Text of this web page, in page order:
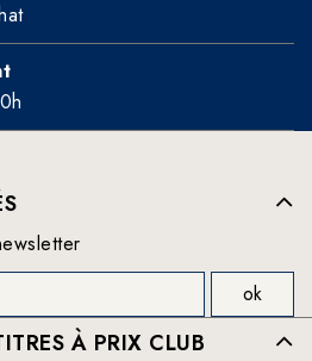
À PRIX CLUB